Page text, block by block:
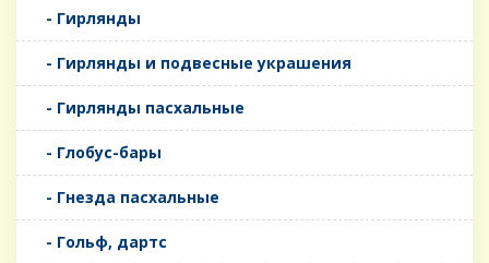
- Гирлянды
- Гирлянды и подвесные украшения
- Гирлянды пасхальные
- Глобус-бары
- Гнезда пасхальные
- Гольф, дартс